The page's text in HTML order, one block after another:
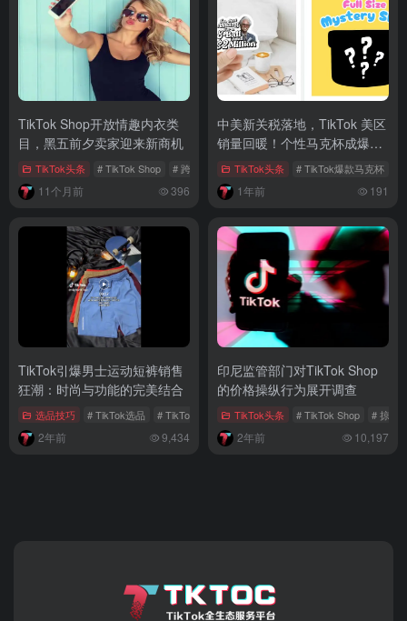
TikTok Shop开放情趣内衣类
目，黑五前夕卖家迎来新商机
TikTok头条 # TikTok Shop # 跨境电商 # 情趣赛道
11个月前 396
中美新关税落地，TikTok 美区
销量回暖！个性马克杯成爆款
背后的情绪生意
TikTok头条 # TikTok爆款马克杯
1年前 191
TikTok引爆男士运动短裤销售
狂潮：时尚与功能的完美结合
选品技巧 # TikTok选品 # TikTok话题 # 社交媒体营销
2年前 9,434
印尼监管部门对TikTok Shop
的价格操纵行为展开调查
TikTok头条 # TikTok Shop # 掠夺
2年前 10,197